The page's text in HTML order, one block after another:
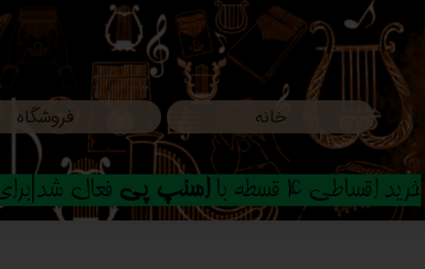
خانه فروشگاه
خرید اقساطی 4 قسطه با اسنپ پی فعال